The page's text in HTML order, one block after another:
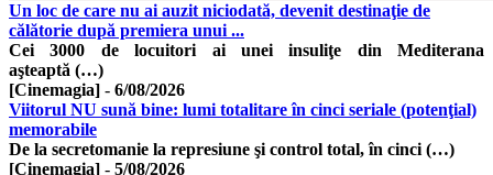
Un loc de care nu ai auzit niciodată, devenit destinaţie de
călătorie după premiera unui ...
Cei 3000 de locuitori ai unei insuliţe din Mediterana
aşteaptă (…)
[Cinemagia] - 6/08/2026
Viitorul NU sună bine: lumi totalitare în cinci seriale (potenţial)
memorabile
De la secretomanie la represiune şi control total, în cinci (…)
[Cinemagia] - 5/08/2026